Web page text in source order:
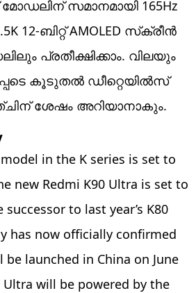
സമാനമായി 165Hz
12-ബിറ്റ് AMOLED സ്‌ക്രീൻ
പ്രതീക്ഷിക്കാം. വിലയും
കൂടുതൽ ഡീറ്റെയിൽസ്
ശേഷം അ‌റിയാനാകും.
model in the K series is set to
new Redmi K90 Ultra is set to
to last year’s K80
has now officially confirmed
launched in China on June
Ultra will be powered by the